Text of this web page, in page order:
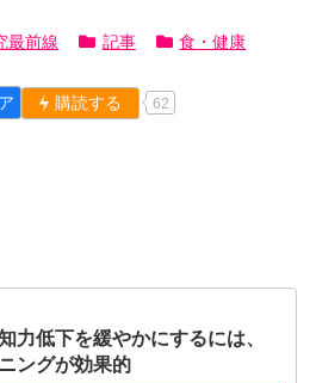
最前線 記事 食・健康
購読する 62
力低下を緩やかにするには、
ングが効果的